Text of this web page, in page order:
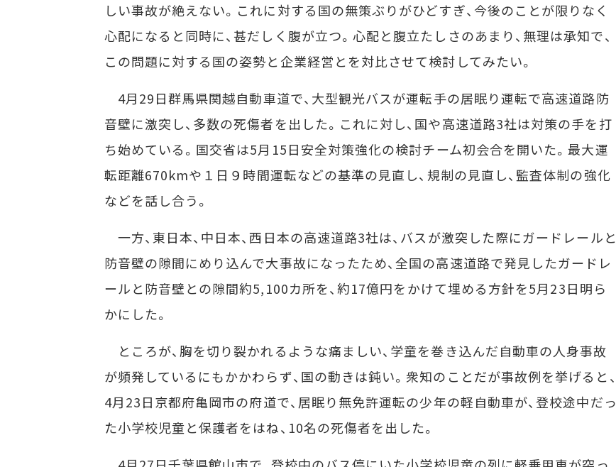
しい事故が絶えない。これに対する国の無策ぶりがひどすぎ、今後のことが限りなく
心配になると同時に、甚だしく腹が立つ。心配と腹立たしさのあまり、無理は承知で、
この問題に対する国の姿勢と企業経営とを対比させて検討してみたい。
4月29日群馬県関越自動車道で、大型観光バスが運転手の居眠り運転で高速道路防
音壁に激突し、多数の死傷者を出した。これに対し、国や高速道路3社は対策の手を打
ち始めている。国交省は5月15日安全対策強化の検討チーム初会合を開いた。最大運
転距離670kmや１日９時間運転などの基準の見直し、規制の見直し、監査体制の強化
などを話し合う。
一方、東日本、中日本、西日本の高速道路3社は、バスが激突した際にガードレールと
防音壁の隙間にめり込んで大事故になったため、全国の高速道路で発見したガードレ
ールと防音壁との隙間約5,100カ所を、約17億円をかけて埋める方針を5月23日明ら
かにした。
ところが、胸を切り裂かれるような痛ましい、学童を巻き込んだ自動車の人身事故
が頻発しているにもかかわらず、国の動きは鈍い。衆知のことだが事故例を挙げると、
4月23日京都府亀岡市の府道で、居眠り無免許運転の少年の軽自動車が、登校途中だっ
た小学校児童と保護者をはね、10名の死傷者を出した。